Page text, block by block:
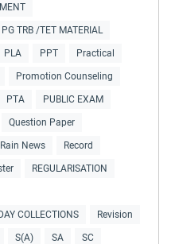
PG TRB /TET MATERIAL
PLA PPT Practical
Promotion Counseling
PTA PUBLIC EXAM
Question Paper
Rain News Record
REGULARISATION
COLLECTIONS Revision
S(A) SA SC